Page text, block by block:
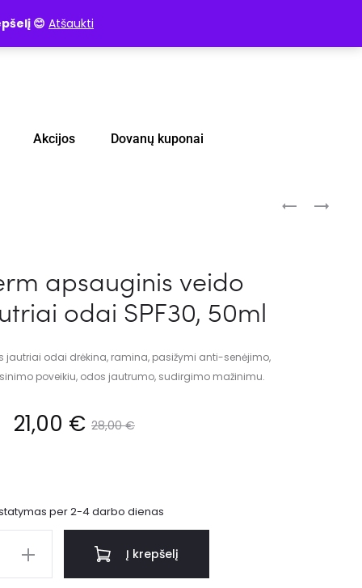
😊 Atšaukti
Akcijos Dovanų kuponai
apsauginis veido
odai SPF30, 50ml
jautriai odai drėkina, ramina, pasižymi anti-senėjimo,
poveikiu, odos jautrumo, sudirgimo mažinimu.
28,00€
21,00 €
per 2-4 darbo dienas
Į krepšelį